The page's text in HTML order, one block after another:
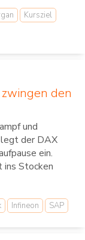
Kursziel
den
und
der DAX
ein.
ins Stocken
Infineon SAP